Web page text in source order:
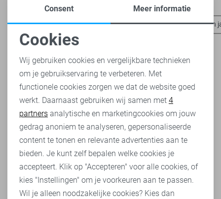
Heb je dit al eens bekeken?
Ballin truien Ballin sweaters Ballin t-shirts Cast Iron
Noodzakelijke cookies
Personalisatie cookies
Analytische cookies
Marketing cookies
Consent Meer informatie
Cookies
Wij gebruiken cookies en vergelijkbare technieken
om je gebruikservaring te verbeteren. Met
functionele cookies zorgen we dat de website goed
werkt. Daarnaast gebruiken wij samen met 4
partners analytische en marketingcookies om jouw
gedrag anoniem te analyseren, gepersonaliseerde
content te tonen en relevante advertenties aan te
bieden. Je kunt zelf bepalen welke cookies je
accepteert. Klik op "Accepteren" voor alle cookies, of
kies "Instellingen" om je voorkeuren aan te passen.
Wil je alleen noodzakelijke cookies? Kies dan